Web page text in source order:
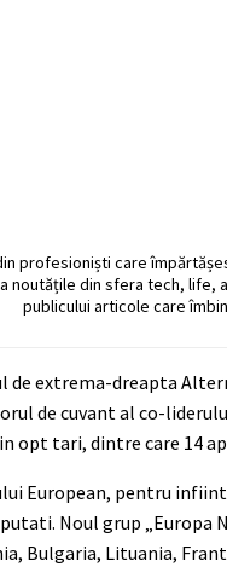
profesioniști care
noutățile din sfera tech, life,
publicului articole care
de extrema-dreapta
de cuvant al co-
opt tari, dintre care 14
European, pentru
Noul grup
Bulgaria, Lituania,